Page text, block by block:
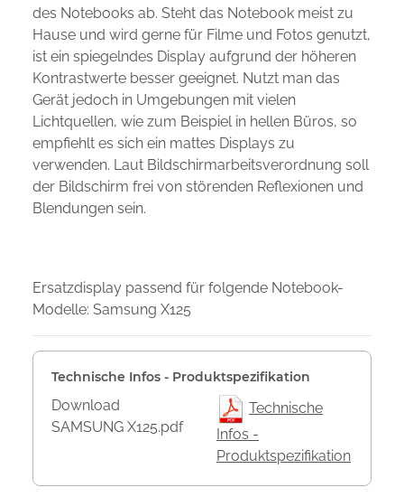
des Notebooks ab. Steht das Notebook meist zu
Hause und wird gerne für Filme und Fotos genutzt,
ist ein spiegelndes Display aufgrund der höheren
Kontrastwerte besser geeignet. Nutzt man das
Gerät jedoch in Umgebungen mit vielen
Lichtquellen, wie zum Beispiel in hellen Büros, so
empfiehlt es sich ein mattes Displays zu
verwenden. Laut Bildschirmarbeitsverordnung soll
der Bildschirm frei von störenden Reflexionen und
Blendungen sein.
Ersatzdisplay passend für folgende Notebook-
Modelle: Samsung X125
Technische Infos - Produktspezifikation
Download
SAMSUNG X125.pdf
Technische
Infos -
Produktspezifikation